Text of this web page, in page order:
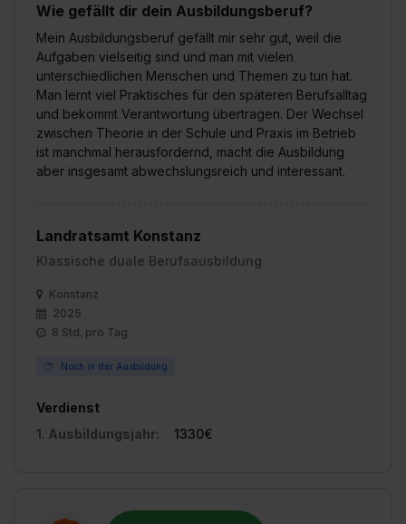
Wie gefällt dir dein Ausbildungsberuf?
Mein Ausbildungsberuf gefällt mir sehr gut, weil die
Aufgaben vielseitig sind und man mit vielen
unterschiedlichen Menschen und Themen zu tun hat.
Man lernt viel Praktisches für den späteren Berufsalltag
und bekommt Verantwortung übertragen. Der Wechsel
zwischen Theorie in der Schule und Praxis im Betrieb
ist manchmal herausfordernd, macht die Ausbildung
aber insgesamt abwechslungsreich und interessant.
Landratsamt Konstanz
Klassische duale Berufsausbildung
Konstanz
2025
8 Std. pro Tag
Noch in der Ausbildung
Verdienst
1. Ausbildungsjahr:
1330€